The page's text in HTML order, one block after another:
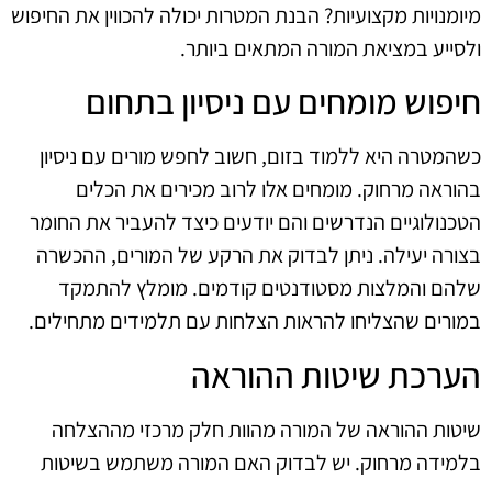
מיומנויות מקצועיות? הבנת המטרות יכולה להכווין את החיפוש
ולסייע במציאת המורה המתאים ביותר.
חיפוש מומחים עם ניסיון בתחום
כשהמטרה היא ללמוד בזום, חשוב לחפש מורים עם ניסיון
בהוראה מרחוק. מומחים אלו לרוב מכירים את הכלים
הטכנולוגיים הנדרשים והם יודעים כיצד להעביר את החומר
בצורה יעילה. ניתן לבדוק את הרקע של המורים, ההכשרה
שלהם והמלצות מסטודנטים קודמים. מומלץ להתמקד
במורים שהצליחו להראות הצלחות עם תלמידים מתחילים.
הערכת שיטות ההוראה
שיטות ההוראה של המורה מהוות חלק מרכזי מההצלחה
בלמידה מרחוק. יש לבדוק האם המורה משתמש בשיטות